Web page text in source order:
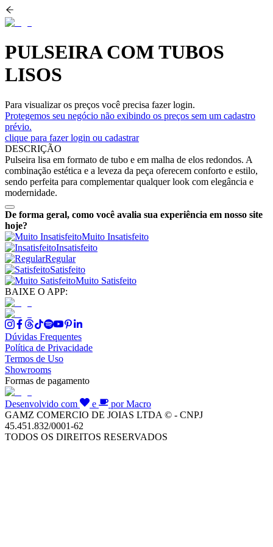
PULSEIRA COM TUBOS
LISOS
Para visualizar os preços você precisa fazer login.
Protegemos seu negócio não exibindo os preços sem um cadastro
prévio.
clique para fazer login ou cadastrar
DESCRIÇÃO
Pulseira lisa em formato de tubo e em malha de elos redondos. A
combinação estética e a leveza da peça oferecem conforto e estilo,
sendo perfeita para complementar qualquer look com elegância e
modernidade.
De forma geral, como você avalia sua experiência em nosso site
hoje?
Muito Insatisfeito
Insatisfeito
Regular
Satisfeito
Muito Satisfeito
BAIXE O APP:
Dúvidas Frequentes
Política de Privacidade
Termos de Uso
Showrooms
Formas de pagamento
Desenvolvido com e
por Macro
GAMZ COMERCIO DE JOIAS LTDA © - CNPJ
45.451.832/0001-62
TODOS OS DIREITOS RESERVADOS